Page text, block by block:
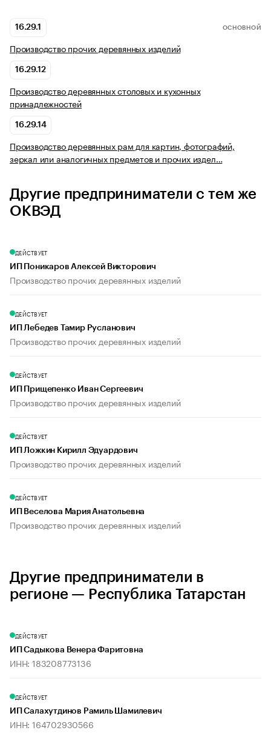
16.29.1 ОСНОВНОЙ
Производство прочих деревянных изделий
16.29.12
Производство деревянных столовых и кухонных
принадлежностей
16.29.14
Производство деревянных рам для картин, фотографий,
зеркал или аналогичных предметов и прочих издел…
Другие предприниматели с тем же
ОКВЭД
ДЕЙСТВУЕТ
ИП Поникаров Алексей Викторович
Производство прочих деревянных изделий
ДЕЙСТВУЕТ
ИП Лебедев Тамир Русланович
Производство прочих деревянных изделий
ДЕЙСТВУЕТ
ИП Прищепенко Иван Сергеевич
Производство прочих деревянных изделий
ДЕЙСТВУЕТ
ИП Ложкин Кирилл Эдуардович
Производство прочих деревянных изделий
ДЕЙСТВУЕТ
ИП Веселова Мария Анатольевна
Производство прочих деревянных изделий
Другие предприниматели в
регионе — Республика Татарстан
ДЕЙСТВУЕТ
ИП Садыкова Венера Фаритовна
ИНН: 183208773136
ДЕЙСТВУЕТ
ИП Салахутдинов Рамиль Шамилевич
ИНН: 164702930566